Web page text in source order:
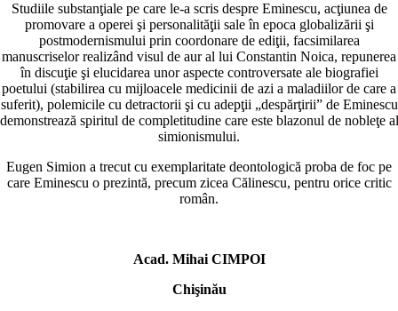
Studiile substanţiale pe care le-a scris despre Eminescu, acţiunea de
promovare a operei şi personalităţii sale în epoca globalizării şi
postmodernismului prin coordonare de ediţii, facsimilarea
manuscriselor realizând visul de aur al lui Constantin Noica, repunerea
în discuţie şi elucidarea unor aspecte controversate ale biografiei
poetului (stabilirea cu mijloacele medicinii de azi a maladiilor de care a
suferit), polemicile cu detractorii şi cu adepţii „despărţirii” de Eminescu
demonstrează spiritul de completitudine care este blazonul de nobleţe al
simionismului.
Eugen Simion a trecut cu exemplaritate deontologică proba de foc pe
care Eminescu o prezintă, precum zicea Călinescu, pentru orice critic
român.
Acad. Mihai CIMPOI
Chişinău